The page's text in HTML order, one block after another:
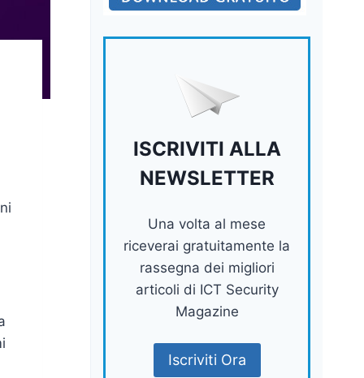
ISCRIVITI ALLA
NEWSLETTER
Una volta al mese
riceverai gratuitamente la
rassegna dei migliori
articoli di ICT Security
Magazine
Iscriviti Ora